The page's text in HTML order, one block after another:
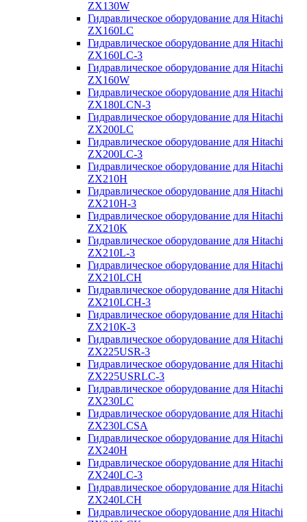
ZX130W
Гидравлическое оборудование для Hitachi
ZX160LC
Гидравлическое оборудование для Hitachi
ZX160LC-3
Гидравлическое оборудование для Hitachi
ZX160W
Гидравлическое оборудование для Hitachi
ZX180LCN-3
Гидравлическое оборудование для Hitachi
ZX200LC
Гидравлическое оборудование для Hitachi
ZX200LC-3
Гидравлическое оборудование для Hitachi
ZX210H
Гидравлическое оборудование для Hitachi
ZX210H-3
Гидравлическое оборудование для Hitachi
ZX210K
Гидравлическое оборудование для Hitachi
ZX210L-3
Гидравлическое оборудование для Hitachi
ZX210LCH
Гидравлическое оборудование для Hitachi
ZX210LCH-3
Гидравлическое оборудование для Hitachi
ZX210К-3
Гидравлическое оборудование для Hitachi
ZX225USR-3
Гидравлическое оборудование для Hitachi
ZX225USRLC-3
Гидравлическое оборудование для Hitachi
ZX230LC
Гидравлическое оборудование для Hitachi
ZX230LCSA
Гидравлическое оборудование для Hitachi
ZX240H
Гидравлическое оборудование для Hitachi
ZX240LC-3
Гидравлическое оборудование для Hitachi
ZX240LCH
Гидравлическое оборудование для Hitachi